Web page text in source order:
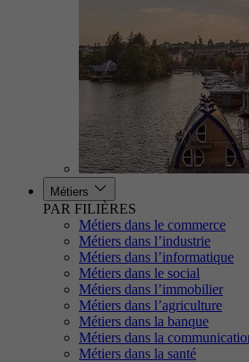
Métiers
PAR FILIÈRES
Métiers dans le commerce
Métiers dans l’industrie
Métiers dans l’informatique
Métiers dans le social
Métiers dans l’immobilier
Métiers dans l’agriculture
Métiers dans la banque
Métiers dans la
Métiers dans la santé